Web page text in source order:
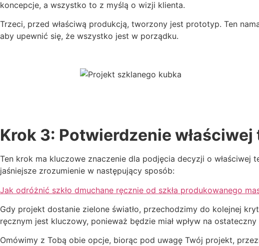
koncepcje, a wszystko to z myślą o wizji klienta.
Trzeci, przed właściwą produkcją, tworzony jest prototyp. Ten
aby upewnić się, że wszystko jest w porządku.
Krok 3: Potwierdzenie
Ten krok ma kluczowe znaczenie dla podjęcia decyzji o
jaśniejsze zrozumienie w następujący sposób:
Jak odróżnić szkło dmuchane ręcznie od szkła produkowanego
Gdy projekt dostanie zielone światło, przechodzimy do kolejnej
ręcznym jest kluczowy, ponieważ będzie miał wpływ na
Omówimy z Tobą obie opcje, biorąc pod uwagę Twój projekt,